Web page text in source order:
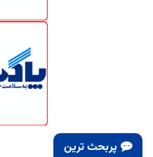
پربحث ترین